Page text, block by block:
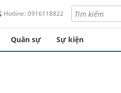
Hotline: 0916118822
Quân sự Sự kiện